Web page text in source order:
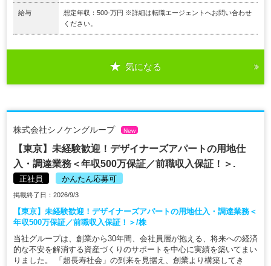
給与
想定年収：500-万円 ※詳細は転職エージェントへお問い合わせ
ください。
気になる
株式会社シノケングループ New
【東京】未経験歓迎！デザイナーズアパートの用地仕
入・調達業務＜年収500万保証／前職収入保証！＞.
正社員 かんたん応募可
掲載終了日：2026/9/3
【東京】未経験歓迎！デザイナーズアパートの用地仕入・調達業務＜
年収500万保証／前職収入保証！＞/株
当社グループは、創業から30年間、会社員層が抱える、将来への経済
的な不安を解消する資産づくりのサポートを中心に実績を築いてまい
りました。 「超長寿社会」の到来を見据え、創業より構築してき